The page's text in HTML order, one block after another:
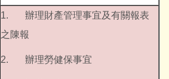
1. 辦理財產管理事宜及有關報表
之陳報
2. 辦理勞健保事宜